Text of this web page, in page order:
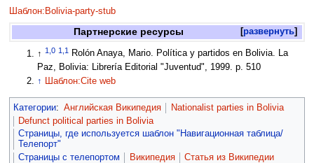
Шаблон:Bolivia-party-stub
развернуть
Партнерские ресурсы
↑1,0 1,1
Rolón Anaya, Mario. Política y partidos en Bolivia. La
Paz, Bolivia: Librería Editorial "Juventud", 1999. p. 510
↑ Шаблон:Cite web
Категории: Английская Википедия
Nationalist parties in Bolivia
Defunct political parties in Bolivia
Страницы, где используется шаблон "Навигационная таблица/
Телепорт"
Страницы с телепортом
Википедия
Статья из Википедии